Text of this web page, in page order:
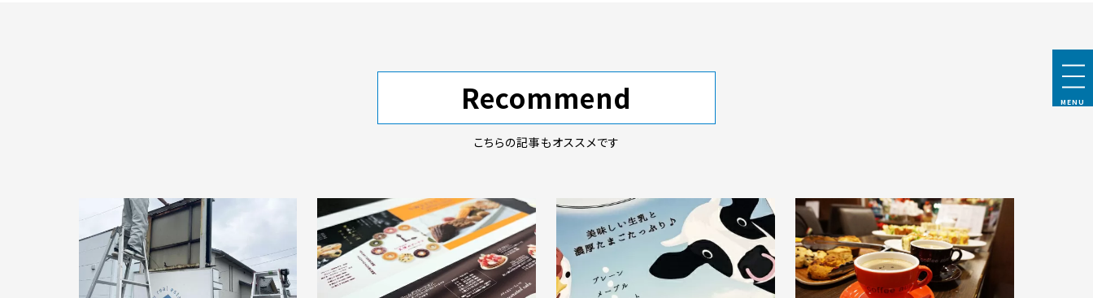
Recommend
こちらの記事もオススメです
MENU